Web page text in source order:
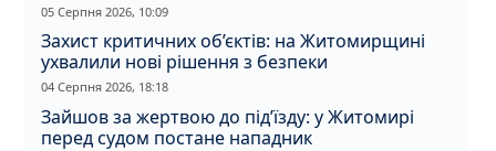
05 Серпня 2026, 10:09
Захист критичних об’єктів: на Житомирщині
ухвалили нові рішення з безпеки
04 Серпня 2026, 18:18
Зайшов за жертвою до під’їзду: у Житомирі
перед судом постане нападник